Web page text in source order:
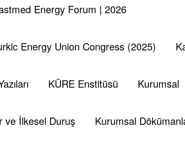
Energy Forum | 2026
Energy Union Congress (2025)
KÜRE Enstitüsü Kurumsal
ve İlkesel Duruş Kurumsal